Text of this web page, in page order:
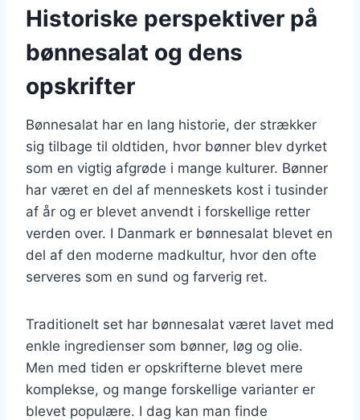
Historiske perspektiver på
bønnesalat og dens
opskrifter
Bønnesalat har en lang historie, der strækker
sig tilbage til oldtiden, hvor bønner blev dyrket
som en vigtig afgrøde i mange kulturer. Bønner
har været en del af menneskets kost i tusinder
af år og er blevet anvendt i forskellige retter
verden over. I Danmark er bønnesalat blevet en
del af den moderne madkultur, hvor den ofte
serveres som en sund og farverig ret.
Traditionelt set har bønnesalat været lavet med
enkle ingredienser som bønner, løg og olie.
Men med tiden er opskrifterne blevet mere
komplekse, og mange forskellige varianter er
blevet populære. I dag kan man finde